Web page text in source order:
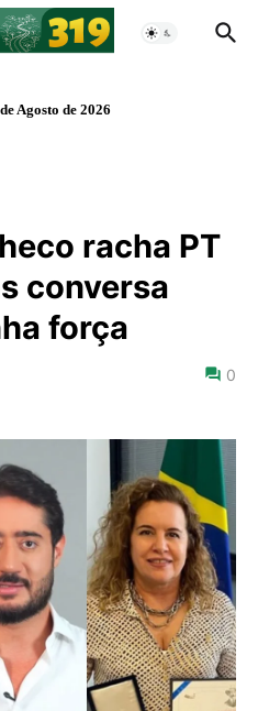
Agosto de 2026
racha PT
conversa
força
0